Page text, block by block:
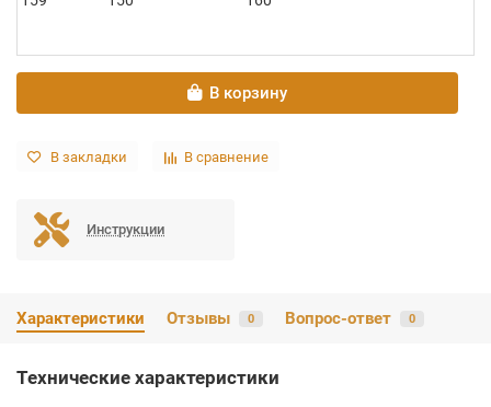
В корзину
В закладки В сравнение
Инструкции
Характеристики Отзывы 0 Вопрос-ответ 0
Технические характеристики